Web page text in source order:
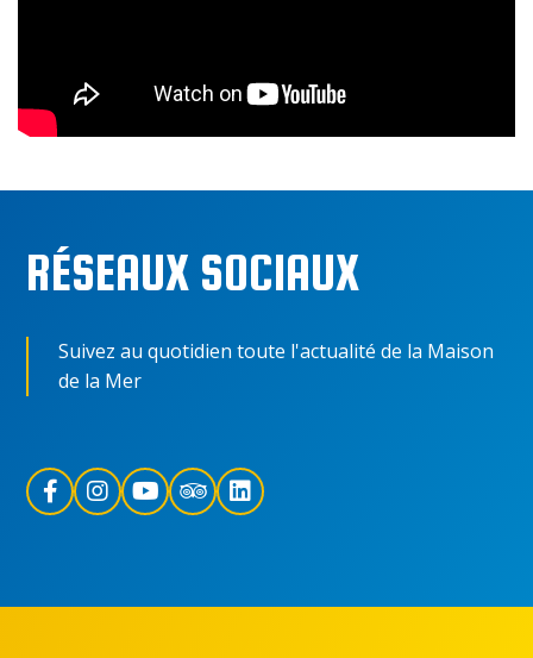
RÉSEAUX SOCIAUX
Suivez au quotidien toute l'actualité de la Maison
de la Mer